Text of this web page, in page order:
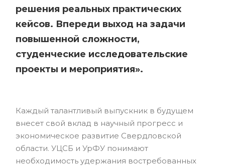
решения реальных практических
кейсов. Впереди выход на задачи
повышенной сложности,
студенческие исследовательские
проекты и мероприятия».
Каждый талантливый выпускник в будущем
внесет свой вклад в научный прогресс и
экономическое развитие Свердловской
области. УЦСБ и УрФУ понимают
необходимость удержания востребованных